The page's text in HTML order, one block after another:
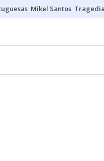
Mikel Santos